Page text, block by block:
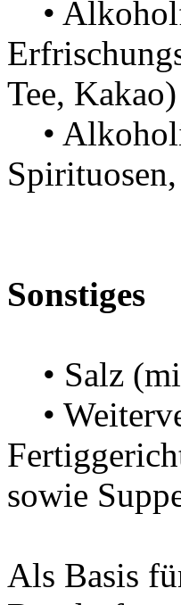
•
Tee, Kakao)
•
Sonstiges
• Salz
•
sowie
Als Basis